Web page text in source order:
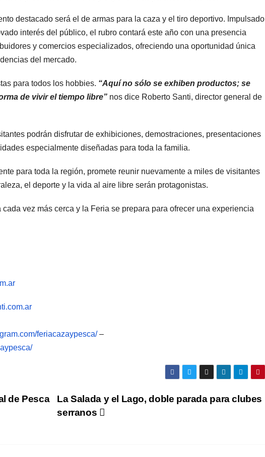
destacado será el de armas para la caza y el tiro deportivo. Impulsado
interés del público, el rubro contará este año con una presencia
y comercios especializados, ofreciendo una oportunidad única
del mercado.
para todos los hobbies. “Aquí no sólo se exhiben productos; se
de vivir el tiempo libre” nos dice Roberto Santi, director general de
podrán disfrutar de exhibiciones, demostraciones, presentaciones
especialmente diseñadas para toda la familia.
para toda la región, promete reunir nuevamente a miles de visitantes
el deporte y la vida al aire libre serán protagonistas.
vez más cerca y la Feria se prepara para ofrecer una experiencia
feriacazaypesca/–
La Salada y el Lago, doble parada para clubes
serranos
de Pesca